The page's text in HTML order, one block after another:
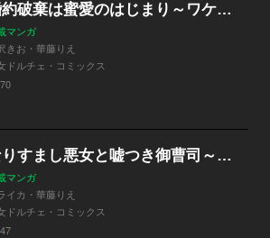
婚約破棄は蜜愛のはじまり～ワケあり公爵と純真令嬢～
マンガ
きお・華藤りえ
ドルチェ・コミックス
70
なりすまし悪女と嘘つき御曹司～元彼と蜜恋同棲始めました！～
マンガ
イカ・華藤りえ
ドルチェ・コミックス
47